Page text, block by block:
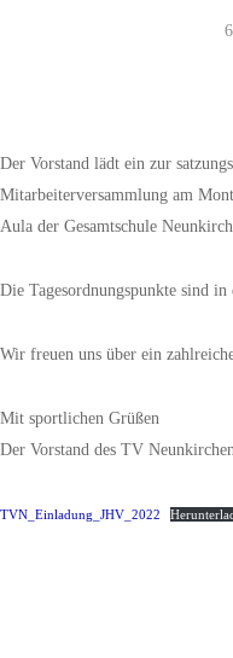
Der Vorstand lädt ein zur
Mitarbeiterversammlung am
Aula der Gesamtschule
Die Tagesordnungspunkte sind
Wir freuen uns über ein
Mit sportlichen Grüßen
Der Vorstand des TV
TVN_Einladung_JHV_2022